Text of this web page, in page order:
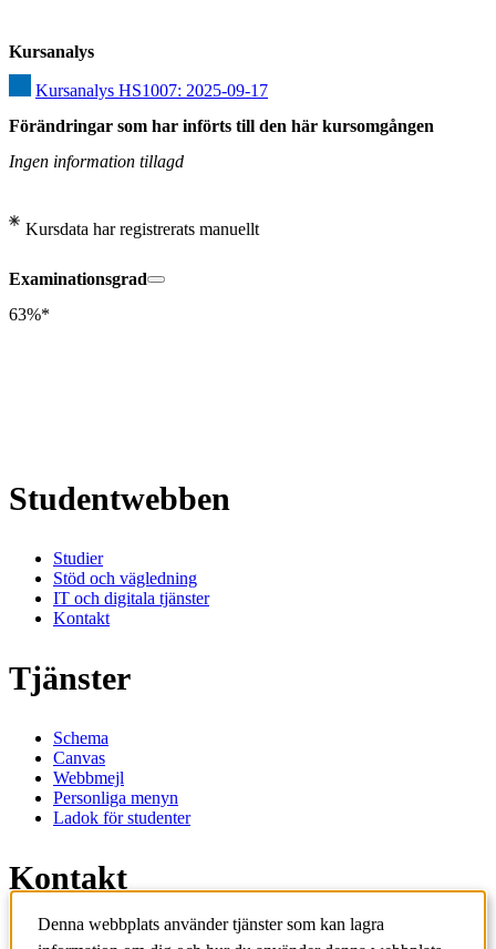
Kursanalys
Kursanalys HS1007: 2025-09-17
Förändringar som har införts till den här kursomgången
Ingen information tillagd
Kursdata har registrerats manuellt
Examinationsgrad
63%*
Studentwebben
Studier
Stöd och vägledning
IT och digitala tjänster
Kontakt
Tjänster
Schema
Canvas
Webbmejl
Personliga menyn
Ladok för studenter
Kontakt
Kontakta utbildningsprogram
Denna webbplats använder tjänster som kan lagra